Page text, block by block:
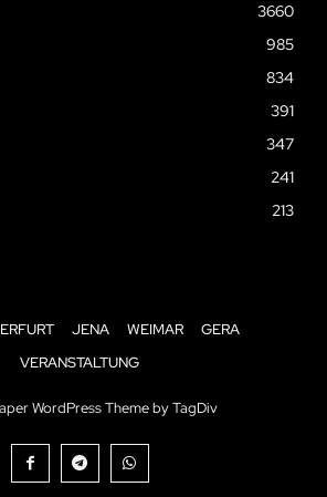
3660
985
834
391
347
241
213
ERFURT JENA WEIMAR
GERA
VERANSTALTUNG
WordPress Theme by TagDiv